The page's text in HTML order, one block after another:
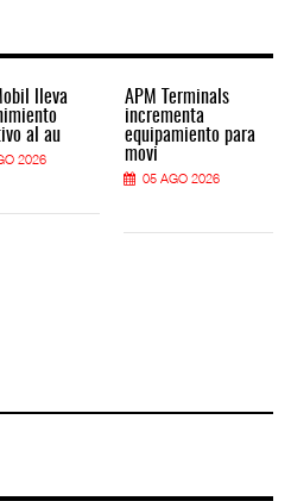
lleva
al au
2026
APM Terminals
incrementa
equipamiento para
movi
05 AGO 2026